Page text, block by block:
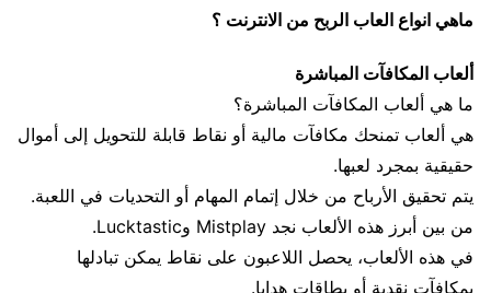
ماهي انواع العاب الربح من الانترنت ؟
ألعاب المكافآت المباشرة
ما هي ألعاب المكافآت المباشرة؟
هي ألعاب تمنحك مكافآت مالية أو نقاط قابلة للتحويل إلى أموال
حقيقية بمجرد لعبها.
يتم تحقيق الأرباح من خلال إتمام المهام أو التحديات في اللعبة.
من بين أبرز هذه الألعاب نجد Mistplay وLucktastic.
في هذه الألعاب، يحصل اللاعبون على نقاط يمكن تبادلها
بمكافآت نقدية أو بطاقات هدايا.